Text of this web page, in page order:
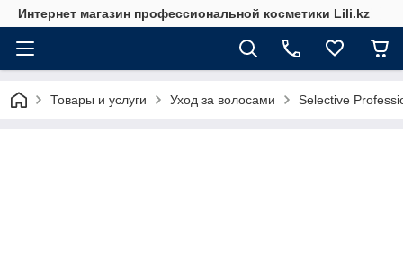
Интернет магазин профессиональной косметики Lili.kz
Товары и услуги Уход за волосами Selective